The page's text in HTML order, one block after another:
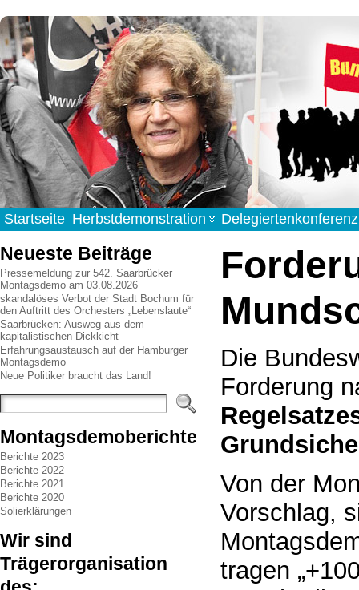
Startseite Herbstdemonstration Delegiertenkonferenz
Neueste Beiträge
Pressemeldung zur 542. Saarbrücker
Montagsdemo am 03.08.2026
skandalöses Verbot der Stadt Bochum für
den Auftritt des Orchesters „Lebenslaute“
Saarbrücken: Ausweg aus dem
kapitalistischen Dickkicht
Erfahrungsaustausch auf der Hamburger
Montagsdemo
Neue Politiker braucht das Land!
Montagsdemoberichte
Berichte 2023
Berichte 2022
Berichte 2021
Berichte 2020
Solierklärungen
Wir sind
Trägerorganisation
Die
Forderung
Von der
Vorschlag,
tragen